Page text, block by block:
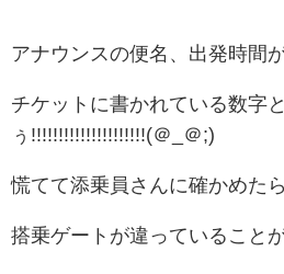
アナウンスの便名、出発時間
チケットに書かれている数字
ぅ!!!!!!!!!!!!!!!!!!!!!(＠_＠;)
慌てて添乗員さんに確かめたら
搭乗ゲートが違っていること